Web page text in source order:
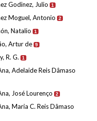
Godinez, Julio 1
Moguel, Antonio 2
Natalio 1
Artur de 9
R. G. 1
Adelaide Reis Dâmaso
José Lourenço 2
Maria C. Reis Dâmaso